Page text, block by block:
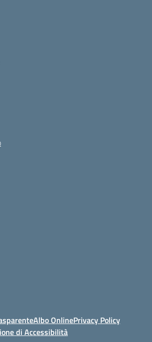
Albo OnlinePrivacy Policy
di Accessibilità